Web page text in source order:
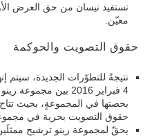
تستفيد نيسان من حق العرض
معيّن.
حقوق التصويت والحوكمة
نتيجةً للتطوّرات الجديدة، سيتم
4 فبراير 2016 بين
بحصتها في المجموعةٍ، بحيث
حقوق التصويت بحرية في
يحقّ لمجموعة رينو ترشيح